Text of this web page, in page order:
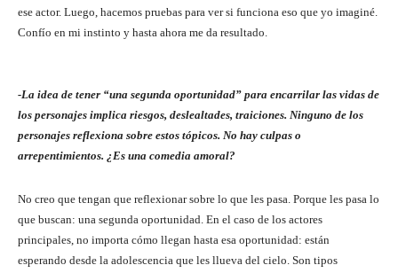
ese actor. Luego, hacemos pruebas para ver si funciona eso que yo imaginé.
Confío en mi instinto y hasta ahora me da resultado.
-La idea de tener “una segunda oportunidad” para encarrilar las vidas de
los personajes implica riesgos, deslealtades, traiciones. Ninguno de los
personajes reflexiona sobre estos tópicos. No hay culpas o
arrepentimientos. ¿Es una comedia amoral?
No creo que tengan que reflexionar sobre lo que les pasa. Porque les pasa lo
que buscan: una segunda oportunidad. En el caso de los actores
principales, no importa cómo llegan hasta esa oportunidad: están
esperando desde la adolescencia que les llueva del cielo. Son tipos